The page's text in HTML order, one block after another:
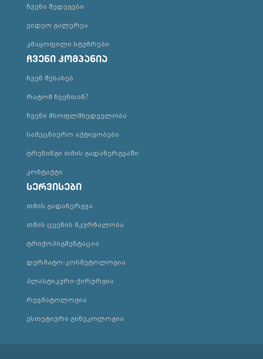
ჩვენი შედეგები
ვიდეო გალერეა
კმაყოფილი სტუმრები
ჩვენი კომპანია
ჩვენ შესახებ
რატომ ჩვენთან?
ჩვენი მსოფლმხედველობა
სამეცნიერო აქტივობები
ტრენინგი თმის გადანერგვაში
კონტაქტი
სერვისები
თმის გადანერგვა
თმის ცვენის მკურნალობა
ტრიქოპიგმენტაცია
დერმატო-კოსმეტოლოგია
პლასტიკური-ქირურგია
რევმატოლოგია
ესთეტიური გინეკოლოგია